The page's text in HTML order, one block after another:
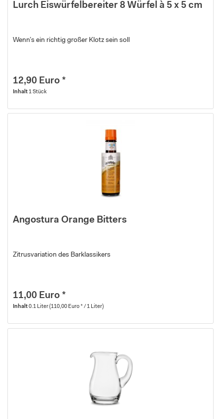
Lurch Eiswürfelbereiter 8 Würfel à 5 x 5 cm
Wenn’s ein richtig großer Klotz sein soll
12,90 Euro *
Inhalt 1 Stück
Angostura Orange Bitters
Zitrusvariation des Barklassikers
11,00 Euro *
Inhalt0.1 Liter(110,00 Euro * / 1 Liter)